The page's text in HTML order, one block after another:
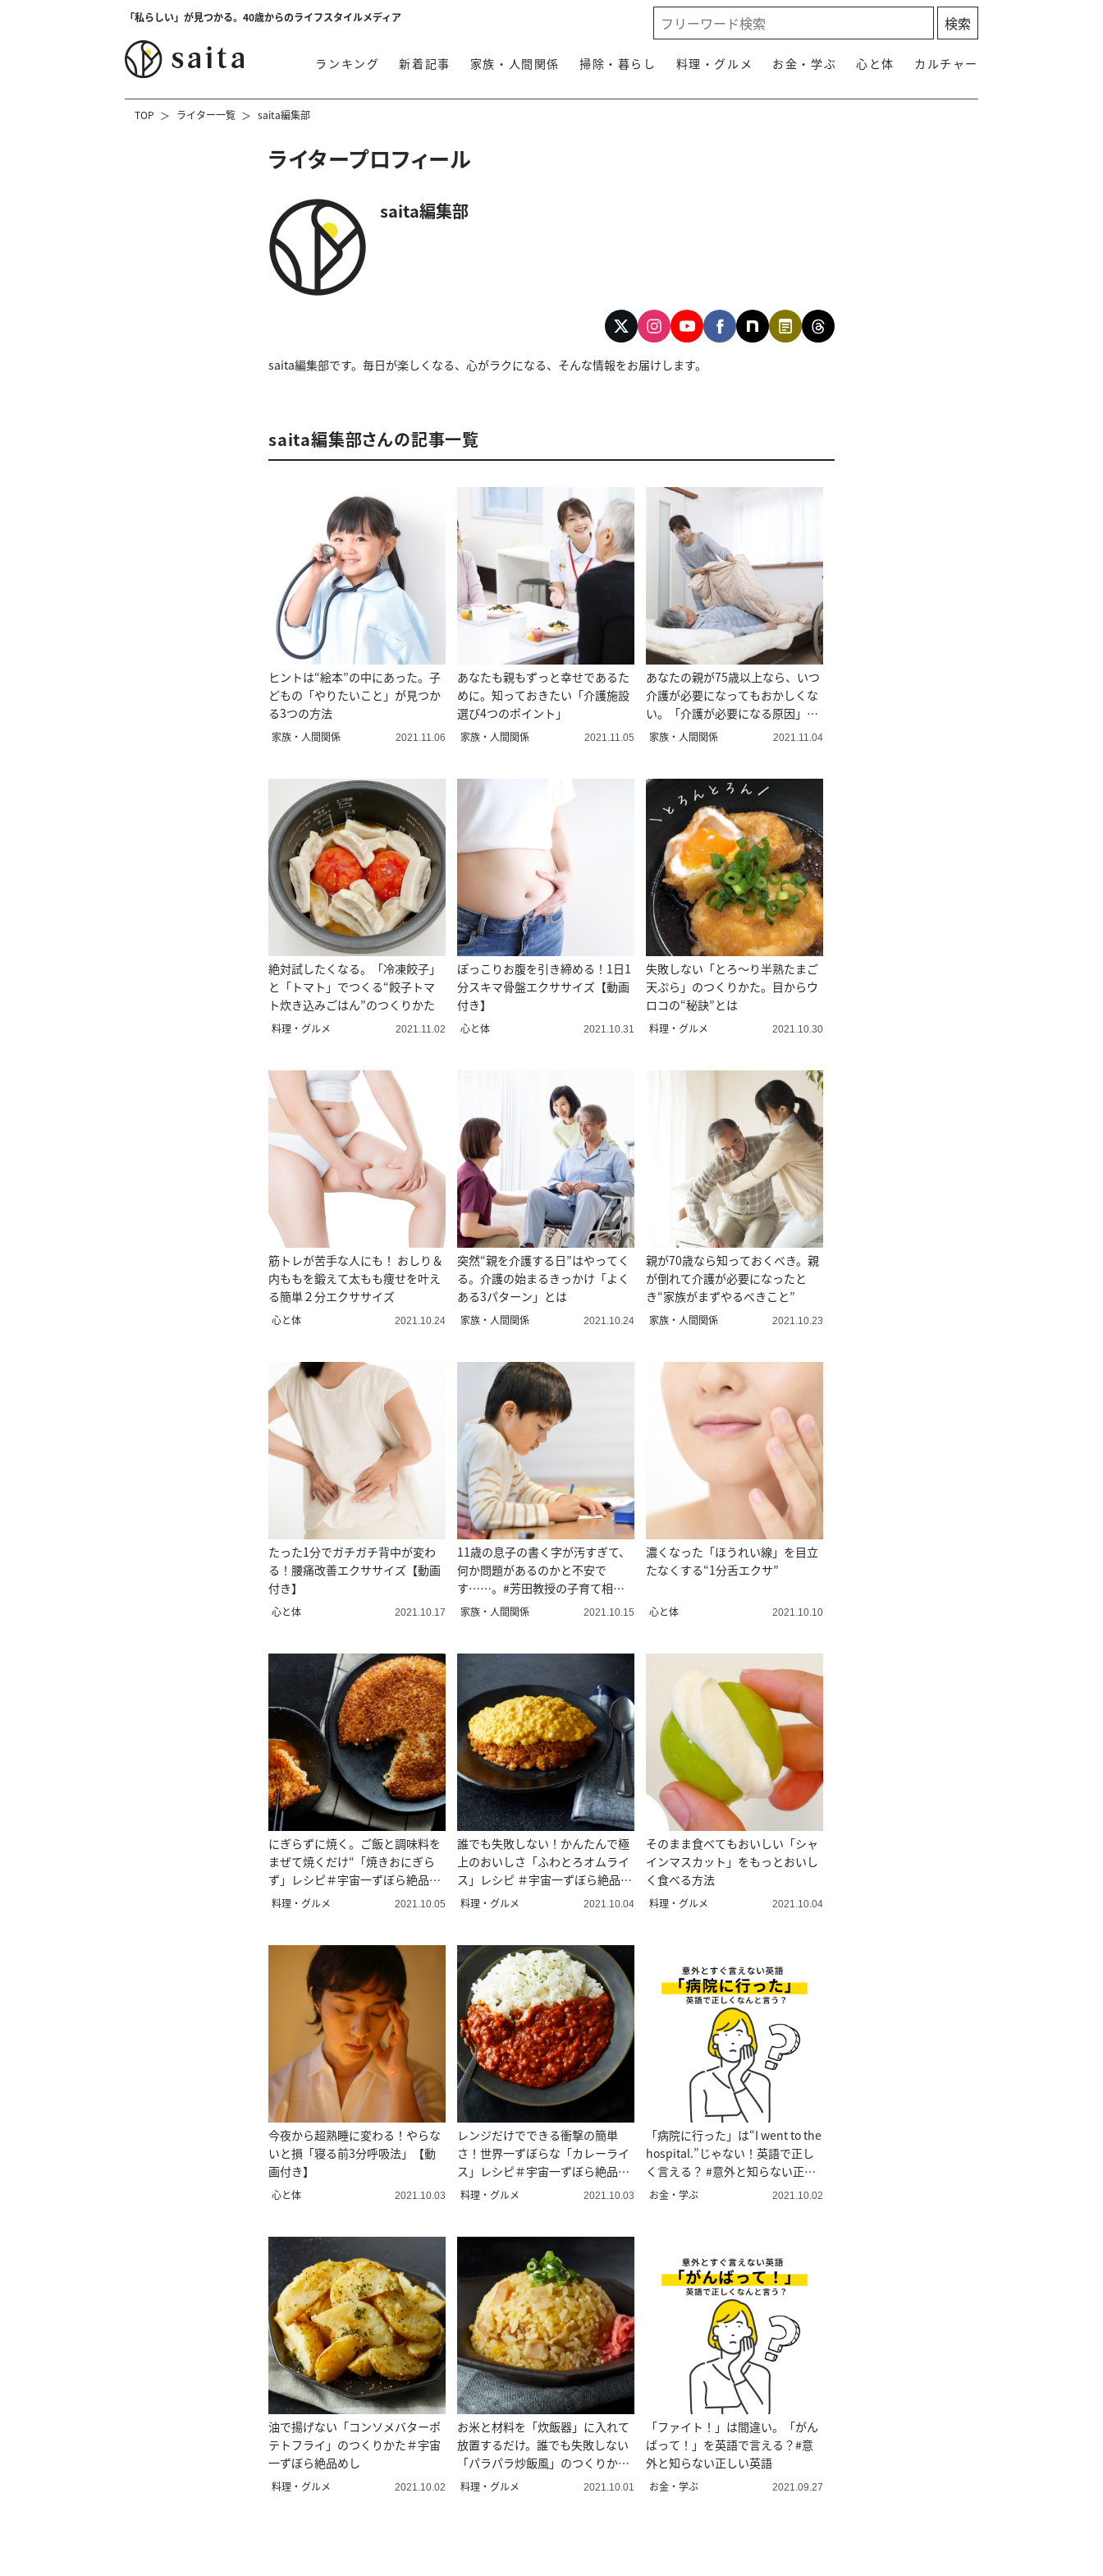
「私らしい」が見つかる。40歳からのライフスタイルメディア
ランキング 新着記事 家族・人間関係 掃除・暮らし 料理・グルメ お金・学ぶ 心と体 カルチャー
TOP ライター一覧 saita編集部
ライタープロフィール
saita編集部
saita編集部です。毎日が楽しくなる、心がラクになる、そんな情報をお届けします。
saita編集部さんの記事一覧
ヒントは“絵本”の中にあった。子
どもの「やりたいこと」が見つか
る3つの方法
家族・人間関係 2021.11.06
あなたも親もずっと幸せであるた
めに。知っておきたい「介護施設
選び4つのポイント」
家族・人間関係 2021.11.05
あなたの親が75歳以上なら、いつ
介護が必要になってもおかしくな
い。「介護が必要になる原因」第
一位は？
家族・人間関係 2021.11.04
絶対試したくなる。「冷凍餃子」
と「トマト」でつくる“餃子トマ
ト炊き込みごはん”のつくりかた
料理・グルメ 2021.11.02
ぽっこりお腹を引き締める！1日1
分スキマ骨盤エクササイズ【動画
付き】
心と体 2021.10.31
失敗しない「とろ～り半熟たまご
天ぷら」のつくりかた。目からウ
ロコの“秘訣”とは
料理・グルメ 2021.10.30
筋トレが苦手な人にも！ おしり＆
内ももを鍛えて太もも痩せを叶え
る簡単２分エクササイズ
心と体 2021.10.24
突然“親を介護する日”はやってく
る。介護の始まるきっかけ「よく
ある3パターン」とは
家族・人間関係 2021.10.24
親が70歳なら知っておくべき。親
が倒れて介護が必要になったと
き“家族がまずやるべきこと”
家族・人間関係 2021.10.23
たった1分でガチガチ背中が変わ
る！腰痛改善エクササイズ【動画
付き】
心と体 2021.10.17
11歳の息子の書く字が汚すぎて、
何か問題があるのかと不安で
す……。#芳田教授の子育て相談
室
家族・人間関係 2021.10.15
濃くなった「ほうれい線」を目立
たなくする“1分舌エクサ”
心と体 2021.10.10
にぎらずに焼く。ご飯と調味料を
まぜて焼くだけ“「焼きおにぎら
ず」レシピ＃宇宙一ずぼら絶品め
し
料理・グルメ 2021.10.05
誰でも失敗しない！かんたんで極
上のおいしさ「ふわとろオムライ
ス」レシピ ＃宇宙一ずぼら絶品め
し
料理・グルメ 2021.10.04
そのまま食べてもおいしい「シャ
インマスカット」をもっとおいし
く食べる方法
料理・グルメ 2021.10.04
今夜から超熟睡に変わる！やらな
いと損「寝る前3分呼吸法」【動
画付き】
心と体 2021.10.03
レンジだけでできる衝撃の簡単
さ！世界一ずぼらな「カレーライ
ス」レシピ＃宇宙一ずぼら絶品め
し
料理・グルメ 2021.10.03
「病院に行った」は“I went to the
hospital.”じゃない！英語で正し
く言える？ #意外と知らない正し
い英語
お金・学ぶ 2021.10.02
油で揚げない「コンソメバターポ
テトフライ」のつくりかた＃宇宙
一ずぼら絶品めし
料理・グルメ 2021.10.02
お米と材料を「炊飯器」に入れて
放置するだけ。誰でも失敗しない
「パラパラ炒飯風」のつくりかた
＃宇宙一ずぼら絶品めし
料理・グルメ 2021.10.01
「ファイト！」は間違い。「がん
ばって！」を英語で言える？#意
外と知らない正しい英語
お金・学ぶ 2021.09.27